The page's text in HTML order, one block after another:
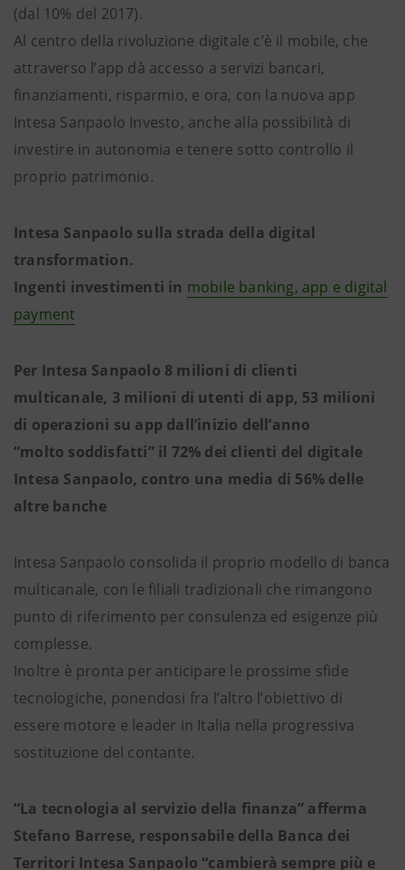
(dal 10% del 2017).
Al centro della rivoluzione digitale c’è il mobile, che
attraverso l’app dà accesso a servizi bancari,
finanziamenti, risparmio, e ora, con la nuova app
Intesa Sanpaolo Investo, anche alla possibilità di
investire in autonomia e tenere sotto controllo il
proprio patrimonio.
Intesa Sanpaolo sulla strada della digital
transformation.
Ingenti investimenti in mobile banking, app e digital
payment
Per Intesa Sanpaolo 8 milioni di clienti
multicanale, 3 milioni di utenti di app, 53 milioni
di operazioni su app dall’inizio dell’anno
“molto soddisfatti” il 72% dei clienti del digitale
Intesa Sanpaolo, contro una media di 56% delle
altre banche
Intesa Sanpaolo consolida il proprio modello di banca
multicanale, con le filiali tradizionali che rimangono
punto di riferimento per consulenza ed esigenze più
complesse.
Inoltre è pronta per anticipare le prossime sfide
tecnologiche, ponendosi fra l’altro l’obiettivo di
essere motore e leader in Italia nella progressiva
sostituzione del contante.
“La tecnologia al servizio della finanza” afferma
Stefano Barrese, responsabile della Banca dei
Territori Intesa Sanpaolo “cambierà sempre più e